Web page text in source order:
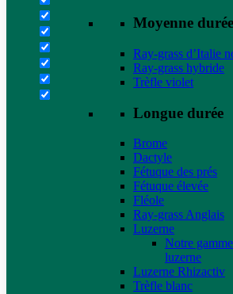
Moyenne durée
Ray-grass d’Italie
Ray-grass hybride
Trèfle violet
Longue durée
Brome
Dactyle
Fétuque des prés
Fétuque élevée
Fléole
Ray-grass Anglais
Luzerne
Notre
luzerne
Luzerne Rhizactiv
Trèfle blanc